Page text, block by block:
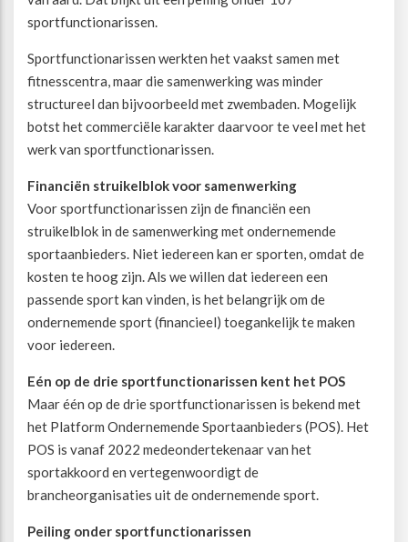
sportfunctionarissen.
Sportfunctionarissen werkten het vaakst samen met
fitnesscentra, maar die samenwerking was minder
structureel dan bijvoorbeeld met zwembaden. Mogelijk
botst het commerciële karakter daarvoor te veel met het
werk van sportfunctionarissen.
Financiën struikelblok voor samenwerking
Voor sportfunctionarissen zijn de financiën een
struikelblok in de samenwerking met ondernemende
sportaanbieders. Niet iedereen kan er sporten, omdat de
kosten te hoog zijn. Als we willen dat iedereen een
passende sport kan vinden, is het belangrijk om de
ondernemende sport (financieel) toegankelijk te maken
voor iedereen.
Eén op de drie sportfunctionarissen kent het POS
Maar één op de drie sportfunctionarissen is bekend met
het Platform Ondernemende Sportaanbieders (POS). Het
POS is vanaf 2022 medeondertekenaar van het
sportakkoord en vertegenwoordigt de
brancheorganisaties uit de ondernemende sport.
Peiling onder sportfunctionarissen
Paralympische topsport
Esports, gaming en gamification
Alle thema’s